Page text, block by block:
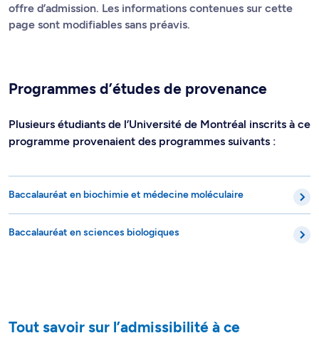
offre d’admission. Les informations contenues sur cette
page sont modifiables sans préavis.
Programmes d’études de provenance
Plusieurs étudiants de l’Université de Montréal inscrits à ce
programme provenaient des programmes suivants :
Baccalauréat en biochimie et médecine moléculaire
Baccalauréat en sciences biologiques
Tout savoir sur l’admissibilité à ce